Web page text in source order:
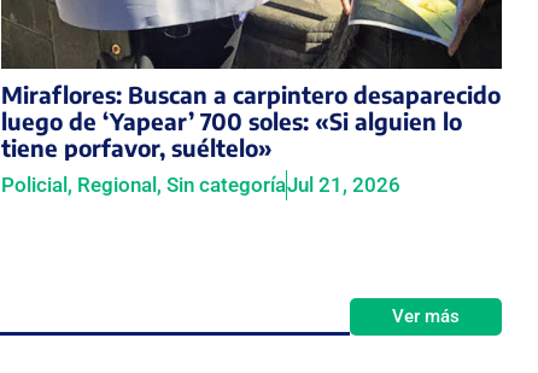
Miraflores: Buscan a carpintero desaparecido
luego de ‘Yapear’ 700 soles: «Si alguien lo
tiene porfavor, suéltelo»
Policial, Regional,Sin categoríaJul 21, 2026
Ver más